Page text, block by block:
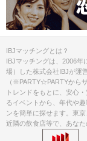
IBJマッチングとは？
IBJマッチングは、2006年
場）した株式会社IBJが運
（※PARTY☆PARTYから
トレンドをもとに、安心
るイベントから、年代や
ンを簡単に探せます。東
近隣の飲食店等で、あなた